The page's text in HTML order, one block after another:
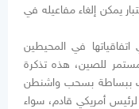
يمكن إلغاء مفاعيله في
في المحيطين
للصين، هذه تذكرة
ببساطة بسحب واشنطن
لرئيس أمريكي قادم، سواء